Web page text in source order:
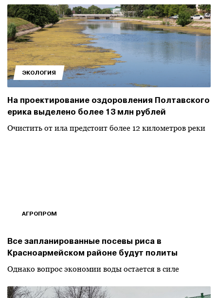
ЭКОЛОГИЯ
На проектирование оздоровления Полтавского
ерика выделено более 13 млн рублей
Очистить от ила предстоит более 12 километров реки
АГРОПРОМ
Все запланированные посевы риса в
Красноармейском районе будут политы
Однако вопрос экономии воды остается в силе